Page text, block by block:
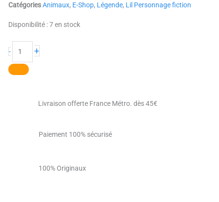
Catégories Animaux, E-Shop, Légende, Lil Personnage fiction
Disponibilité : 7 en stock
-
quantité
la
Sirène
rose
+
Livraison offerte France Métro. dès 45€
Paiement 100% sécurisé
100% Originaux